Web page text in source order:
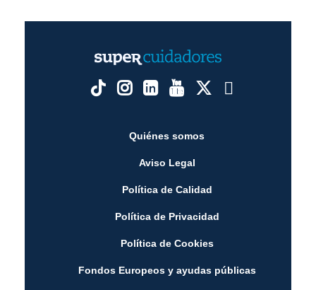
Quiénes somos
Aviso Legal
Política de Calidad
Política de Privacidad
Política de Cookies
Fondos Europeos y ayudas públicas